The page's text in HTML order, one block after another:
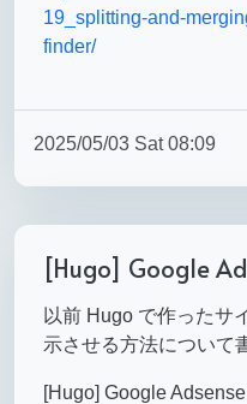
19_splitting-and-
finder/
2025/05/03 Sat 08:09
[Hugo] Google
以前 Hugo で作ったサ
示させる方法について
[Hugo] Google